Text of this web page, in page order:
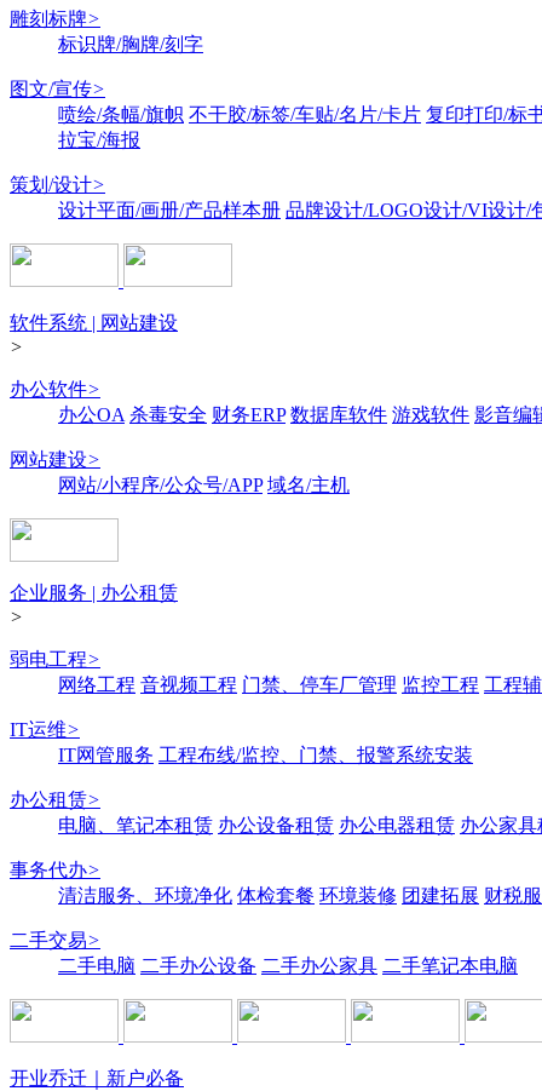
雕刻标牌>
标识牌/胸牌/刻字
图文/宣传>
喷绘/条幅/旗帜 不干胶/标签/车贴/名片/卡片 复印打印/标
拉宝/海报
策划/设计>
设计平面/画册/产品样本册 品牌设计/LOGO设计/VI设计/
软件系统 | 网站建设
>
办公软件>
办公OA 杀毒安全 财务ERP 数据库软件 游戏软件 影音编
网站建设>
网站/小程序/公众号/APP 域名/主机
企业服务 | 办公租赁
>
弱电工程>
网络工程 音视频工程 门禁、停车厂管理 监控工程 工程
IT运维>
IT网管服务 工程布线/监控、门禁、报警系统安装
办公租赁>
电脑、笔记本租赁 办公设备租赁 办公电器租赁 办公家具
事务代办>
清洁服务、环境净化 体检套餐 环境装修 团建拓展 财税
二手交易>
二手电脑 二手办公设备 二手办公家具 二手笔记本电脑
开业乔迁｜新户必备